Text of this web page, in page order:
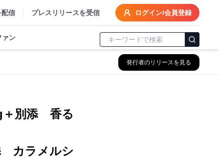
配信 プレスリリースを受信 ログイン/会員登録
ァン
発行者のリリースを見る
＋別添 香る
カラメルシ